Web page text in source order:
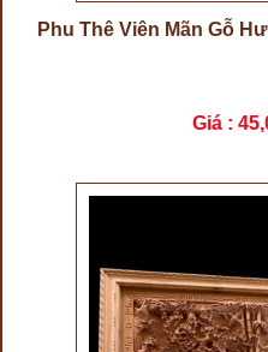
Phu Thê Viên Mãn Gỗ
Giá :